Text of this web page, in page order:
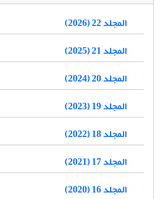
المجلد 22 (2026)
المجلد 21 (2025)
المجلد 20 (2024)
المجلد 19 (2023)
المجلد 18 (2022)
المجلد 17 (2021)
المجلد 16 (2020)